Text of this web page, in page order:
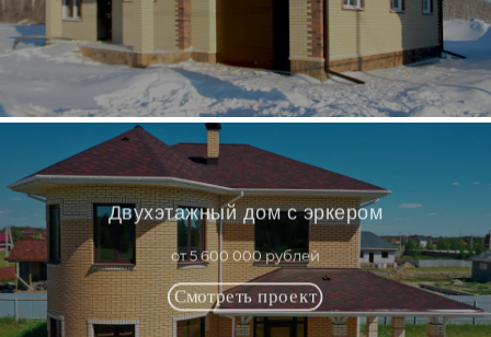
Двухэтажный дом с эркером
от 5 600 000 рублей